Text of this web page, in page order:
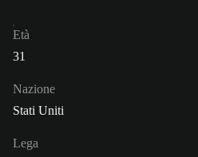
Età
31
Nazione
Stati Uniti
Lega